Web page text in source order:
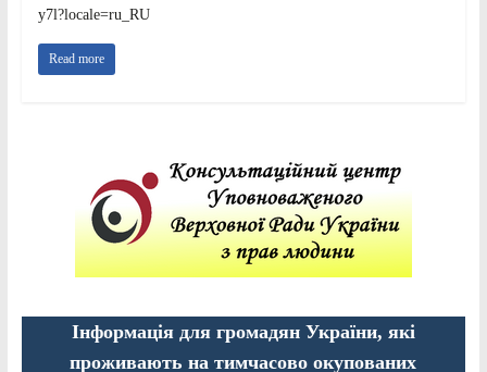
y7l?locale=ru_RU
Read more
Інформація для громадян України, які
проживають на тимчасово окупованих